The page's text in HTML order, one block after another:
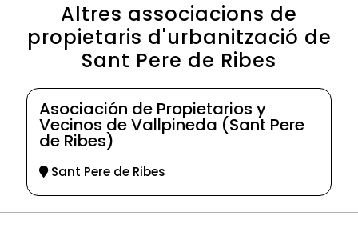
Altres associacions de
propietaris d'urbanització de
Sant Pere de Ribes
Asociación de Propietarios y
Vecinos de Vallpineda (Sant Pere
de Ribes)
Sant Pere de Ribes